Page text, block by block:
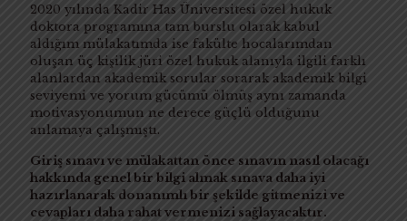
2020 yılında Kadir Has Üniversitesi özel hukuk
doktora programına tam burslu olarak kabul
aldığım mülakatımda ise fakülte hocalarımdan
oluşan üç kişilik jüri özel hukuk alanıyla ilgili farklı
alanlardan akademik sorular sorarak akademik bilgi
seviyemi ve yorum gücümü ölmüş aynı zamanda
motivasyonumun ne derece güçlü olduğunu
anlamaya çalışmıştı.
Giriş sınavı ve mülakattan önce sınavın nasıl olacağı
hakkında genel bir bilgi almak sınava daha iyi
hazırlanarak donanımlı bir şekilde gitmenizi ve
cevapları daha rahat vermenizi sağlayacaktır.